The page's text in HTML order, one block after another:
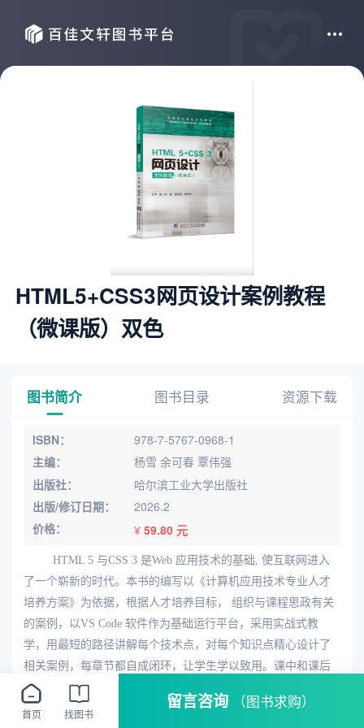
HTML5+CSS3网页设计案例教程
（微课版）双色
图书简介 图书目录 资源下载
ISBN：
978-7-5767-0968-1
主编：
杨雪 余可春 覃伟强
出版社：
哈尔滨工业大学出版社
出版/修订日期：
2026.2
价格：
¥59.80 元
HTML 5 与CSS 3 是Web 应用技术的基础, 使互联网进入
了一个崭新的时代。本书的编写以《计算机应用技术专业人才
培养方案》为依据，根据人才培养目标， 组织与课程思政有关
的案例，以VS Code 软件作为基础运行平台，采用实战式教
学，用最短的路径讲解每个技术点，对每个知识点精心设计了
相关案例，每章节都自成闭环，让学生学以致用。课中和课后
配备两个实战项目，项目一是制作关于史蒂文·斯皮尔伯
的网站， 创建的情景贴近我们生活，网站内容相对简单，可以
首页 找图书
留言咨询 （图书求购）